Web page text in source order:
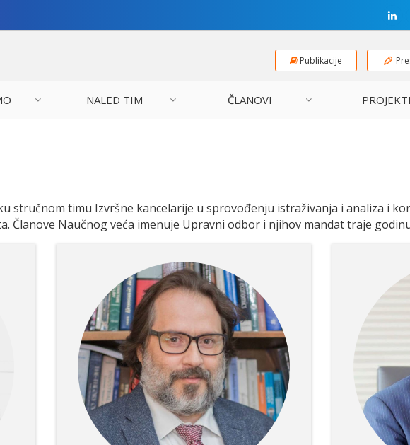
Publikacije
NALED TIM ČLANOVI PROJEKTI
stručnom timu Izvršne kancelarije u sprovođenju istraživanja i analiza i
Članove Naučnog veća imenuje Upravni odbor i njihov mandat traje